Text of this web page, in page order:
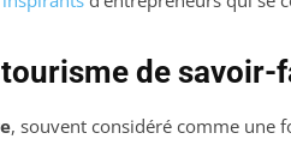
tourisme de savoir-
, souvent considéré comme une